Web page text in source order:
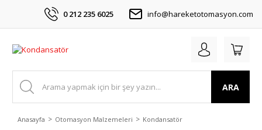
0 212 235 6025 info@hareketotomasyon.com
ARA
Anasayfa Otomasyon Malzemeleri Kondansatör